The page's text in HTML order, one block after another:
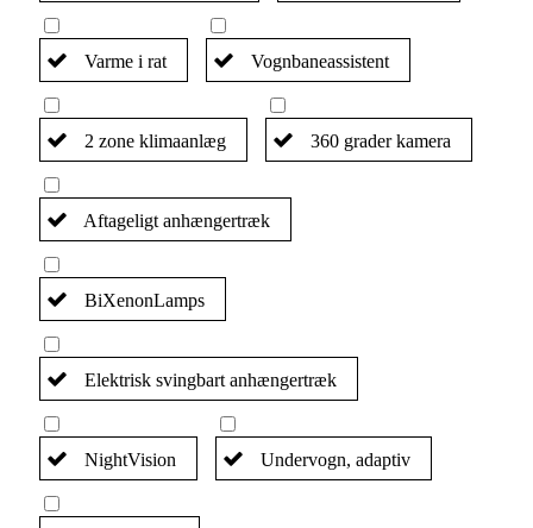
Varme i rat Vognbaneassistent
2 zone klimaanlæg 360 grader kamera
Aftageligt anhængertræk
BiXenonLamps
Elektrisk svingbart anhængertræk
NightVision Undervogn, adaptiv